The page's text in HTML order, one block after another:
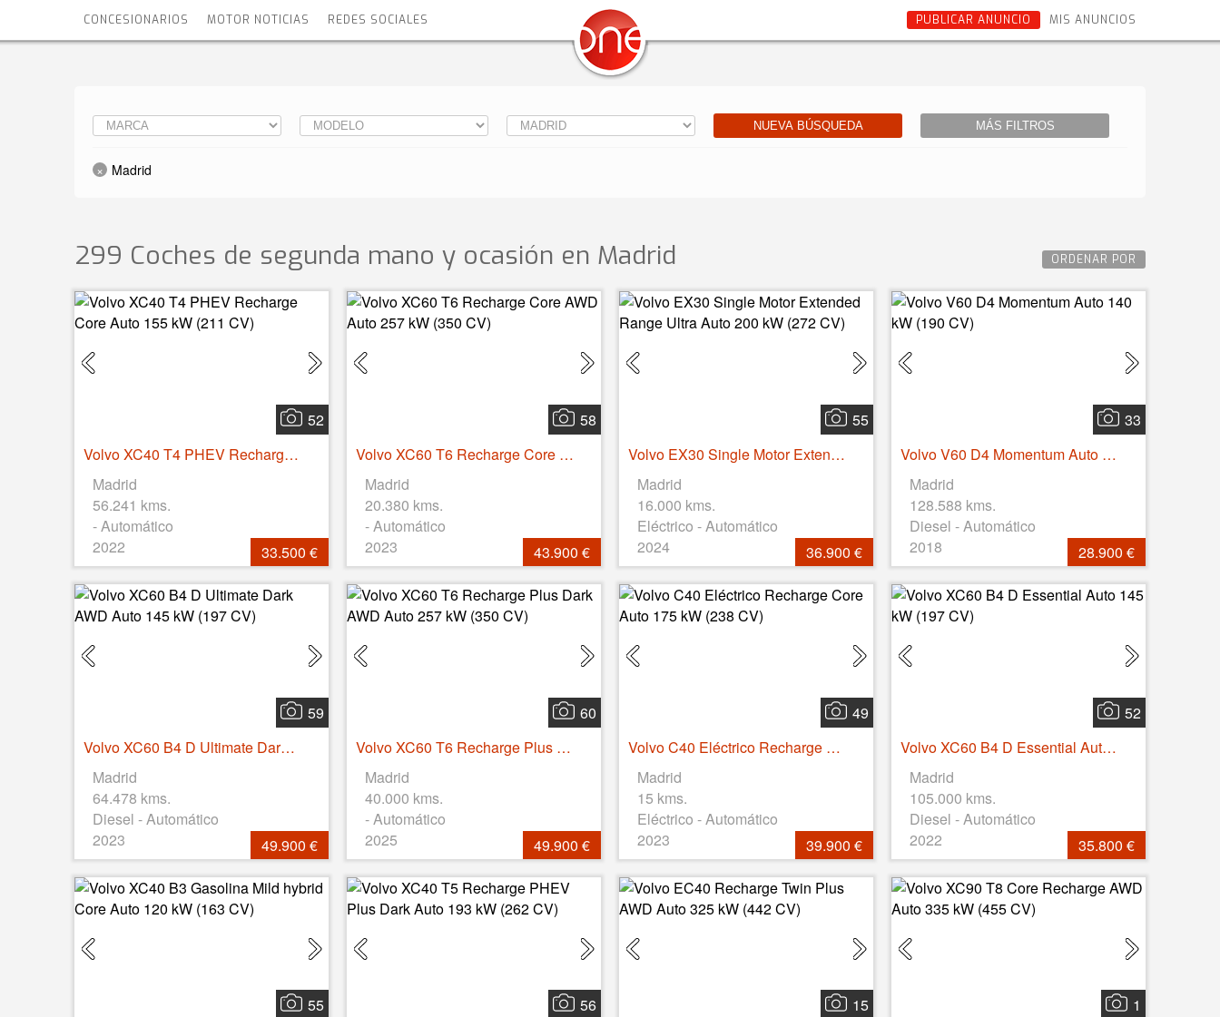
CONCESIONARIOS MOTOR NOTICIAS REDES SOCIALES MIS ANUNCIOS
PUBLICAR ANUNCIO
NUEVA BÚSQUEDA MÁS FILTROS
Madrid
ORDENAR POR
299 Coches de segunda mano y ocasión en Madrid
52
Volvo XC40 T4 PHEV Recharge Core Auto 155 kW (211 CV)
Madrid
56.241 kms.
- Automático
2022
33.500 €
58
Volvo XC60 T6 Recharge Core AWD Auto 257 kW (350 CV)
Madrid
20.380 kms.
- Automático
2023
43.900 €
55
Volvo EX30 Single Motor Extended Range Ultra Auto 200 kW (272 CV)
Madrid
16.000 kms.
Eléctrico - Automático
2024
36.900 €
33
Volvo V60 D4 Momentum Auto 140 kW (190 CV)
Madrid
128.588 kms.
Diesel - Automático
2018
28.900 €
59
Volvo XC60 B4 D Ultimate Dark AWD Auto 145 kW (197 CV)
Madrid
64.478 kms.
Diesel - Automático
2023
49.900 €
60
Volvo XC60 T6 Recharge Plus Dark AWD Auto 257 kW (350 CV)
Madrid
40.000 kms.
- Automático
2025
49.900 €
49
Volvo C40 Eléctrico Recharge Core Auto 175 kW (238 CV)
Madrid
15 kms.
Eléctrico - Automático
2023
39.900 €
52
Volvo XC60 B4 D Essential Auto 145 kW (197 CV)
Madrid
105.000 kms.
Diesel - Automático
2022
35.800 €
55
56
15
1